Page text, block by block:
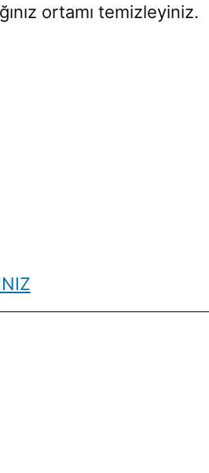
ortamı temizleyiniz.